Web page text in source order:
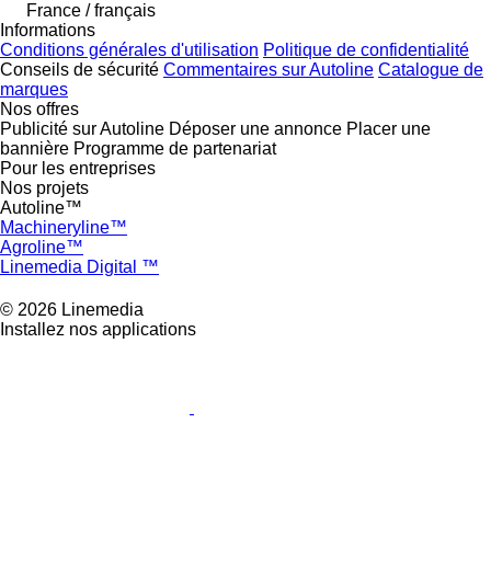
France / français
Informations
Conditions générales d'utilisation Politique de confidentialité
Conseils de sécurité Commentaires sur Autoline Catalogue de
marques
Nos offres
Publicité sur Autoline Déposer une annonce Placer une
bannière Programme de partenariat
Pour les entreprises
Nos projets
Autoline™
Machineryline™
Agroline™
Linemedia Digital ™
© 2026 Linemedia
Installez nos applications